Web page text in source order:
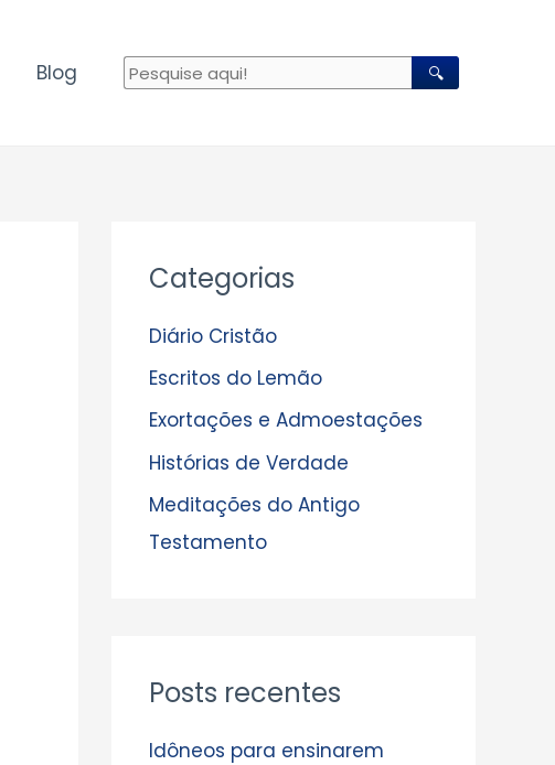
Blog 🔍
Categorias
Diário Cristão
Escritos do Lemão
Exortações e Admoestações
Histórias de Verdade
Meditações do Antigo
Testamento
Posts recentes
Idôneos para ensinarem
r
u
i
v
o
s